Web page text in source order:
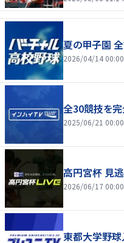
夏の甲子園 全
2026/04/14 00:00
全30競技を完
2025/06/21 00:00
高円宮杯 見
2026/06/17 00:00
東都大学野球